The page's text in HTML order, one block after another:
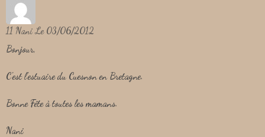
11 NaniLe 03/06/2012
Bonjour,
C'est l'estuaire du Cuesnon en Bretagne.
Bonne Fête à toutes les mamans.
Nani